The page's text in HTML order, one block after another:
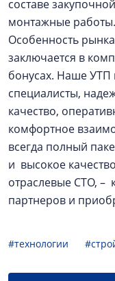
составе
монтажные работы.
Особенность
заключается в
бонусах. Наше
специалисты,
качество,
комфортное
всегда полный
и высокое
отраслевые СТО, –
партнеров и
#технологии